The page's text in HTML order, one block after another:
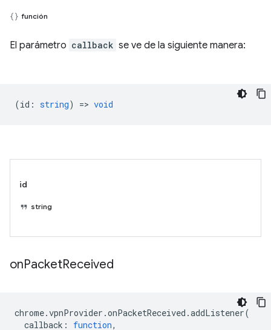
función
El parámetro callback se ve de la siguiente manera:
(id : string) => void
id
string
onPacketReceived
chrome.vpnProvider .onPacketReceived .addListener(
callback : function,